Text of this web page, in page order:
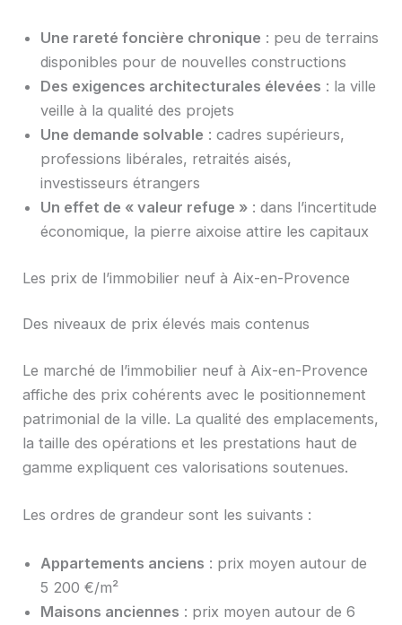
Une rareté foncière chronique : peu de terrains
disponibles pour de nouvelles constructions
Des exigences architecturales élevées : la ville
veille à la qualité des projets
Une demande solvable : cadres supérieurs,
professions libérales, retraités aisés,
investisseurs étrangers
Un effet de « valeur refuge » : dans l’incertitude
économique, la pierre aixoise attire les capitaux
Les prix de l’immobilier neuf à Aix-en-Provence
Des niveaux de prix élevés mais contenus
Le marché de l’immobilier neuf à Aix-en-Provence
affiche des prix cohérents avec le positionnement
patrimonial de la ville. La qualité des emplacements,
la taille des opérations et les prestations haut de
gamme expliquent ces valorisations soutenues.
Les ordres de grandeur sont les suivants :
Appartements anciens : prix moyen autour de
5 200 €/m²
Maisons anciennes : prix moyen autour de 6